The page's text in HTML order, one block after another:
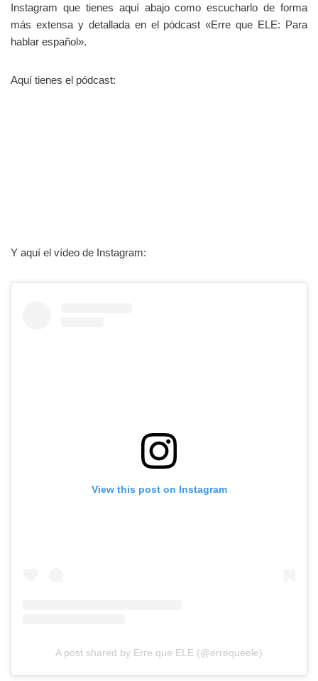
Instagram que tienes aquí abajo como escucharlo de forma
más extensa y detallada en el pódcast «Erre que ELE: Para
hablar español».
Aquí tienes el pódcast:
Y aquí el vídeo de Instagram:
View this post on Instagram
A post shared by Erre que ELE (@errequeele)